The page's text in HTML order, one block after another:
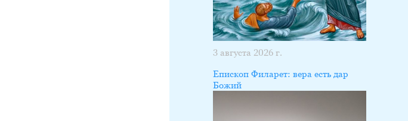
3 августа 2026 г.
Епископ Филарет: вера есть дар
Божий